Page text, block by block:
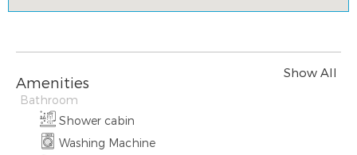
Amenities
Show All
Bathroom
Shower cabin
Washing Machine